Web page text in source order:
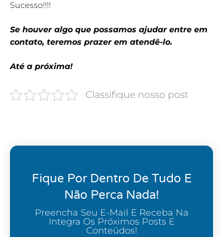
Sucesso!!!!
Se houver algo que possamos ajudar entre em
contato, teremos prazer em atendê-lo.
Até a próxima!
Classifique nosso post
Fique Por Dentro De Tudo E
Não Perca Nada!
Preencha Seu E-Mail E Receba Na
Integra Os Próximos Posts E
Conteúdos!